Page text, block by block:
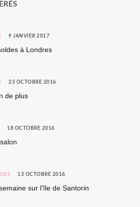
9 JANVIER 2017
à Londres
23 OCTOBRE 2016
de plus
18 OCTOBRE 2016
13 OCTOBRE 2016
sur l’île de Santorin